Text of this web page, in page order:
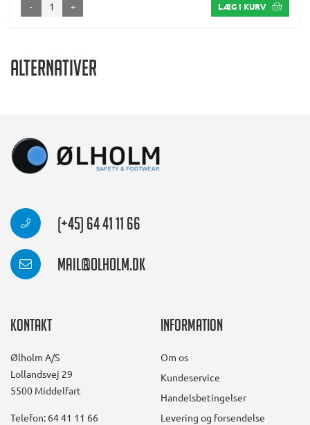
- + LÆG I KURV
Alternativer
(+45) 64 41 11 66
mail@olholm.dk
Kontakt
Ølholm A/S
Lollandsvej 29
5500 Middelfart
Telefon: 64 41 11 66
Information
Om os
Kundeservice
Handelsbetingelser
Levering og forsendelse